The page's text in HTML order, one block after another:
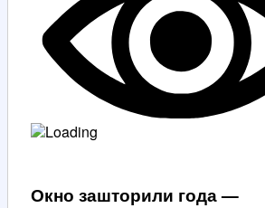
Окно зашторили года —